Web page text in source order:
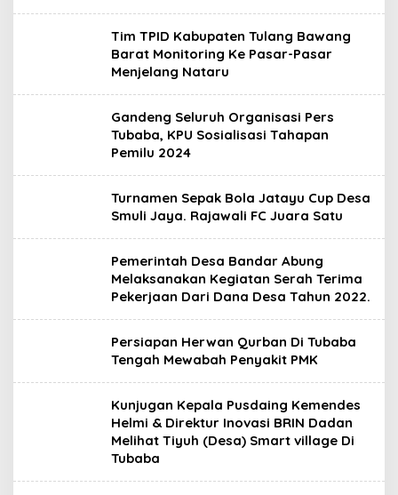
Tim TPID Kabupaten Tulang Bawang
Barat Monitoring Ke Pasar-Pasar
Menjelang Nataru
Gandeng Seluruh Organisasi Pers
Tubaba, KPU Sosialisasi Tahapan
Pemilu 2024
Turnamen Sepak Bola Jatayu Cup Desa
Smuli Jaya. Rajawali FC Juara Satu
Pemerintah Desa Bandar Abung
Melaksanakan Kegiatan Serah Terima
Pekerjaan Dari Dana Desa Tahun 2022.
Persiapan Herwan Qurban Di Tubaba
Tengah Mewabah Penyakit PMK
Kunjugan Kepala Pusdaing Kemendes
Helmi & Direktur Inovasi BRIN Dadan
Melihat Tiyuh (Desa) Smart village Di
Tubaba